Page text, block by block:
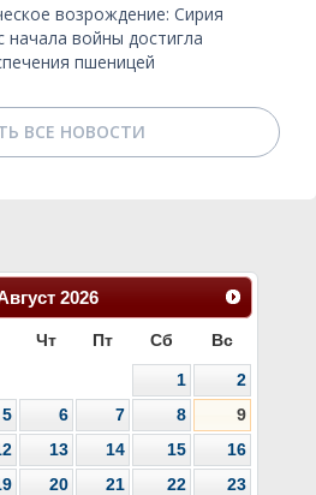
возрождение: Сирия
начала войны достигла
пшеницей
ВСЕ НОВОСТИ
2026
Чт Пт Сб Вс
1
2
5 6 7 8
9
13 14 15
16
20 21 22
23